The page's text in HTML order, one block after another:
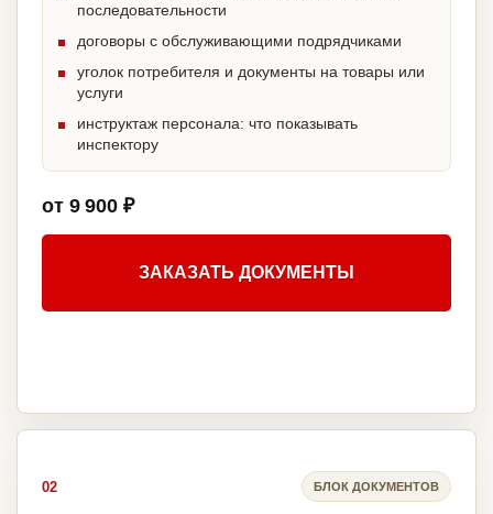
последовательности
договоры с обслуживающими подрядчиками
уголок потребителя и документы на товары или
услуги
инструктаж персонала: что показывать
инспектору
от 9 900 ₽
ЗАКАЗАТЬ ДОКУМЕНТЫ
02 БЛОК ДОКУМЕНТОВ